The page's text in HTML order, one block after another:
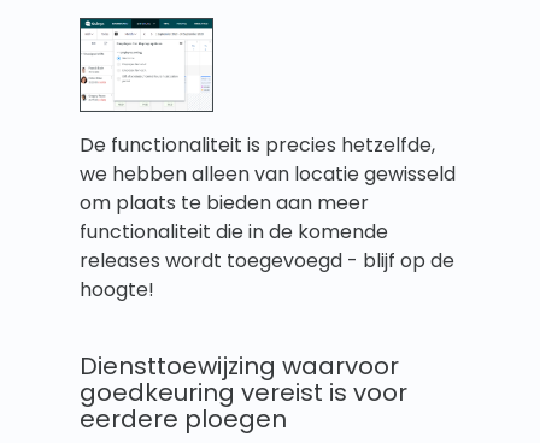
De functionaliteit is precies hetzelfde,
we hebben alleen van locatie gewisseld
om plaats te bieden aan meer
functionaliteit die in de komende
releases wordt toegevoegd - blijf op de
hoogte!
Diensttoewijzing waarvoor
goedkeuring vereist is voor
eerdere ploegen